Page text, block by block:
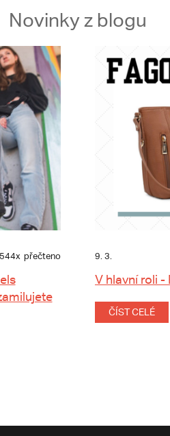
Novinky z blogu
přečteno 9. 3.
V hlavní roli -
ČÍST CELÉ